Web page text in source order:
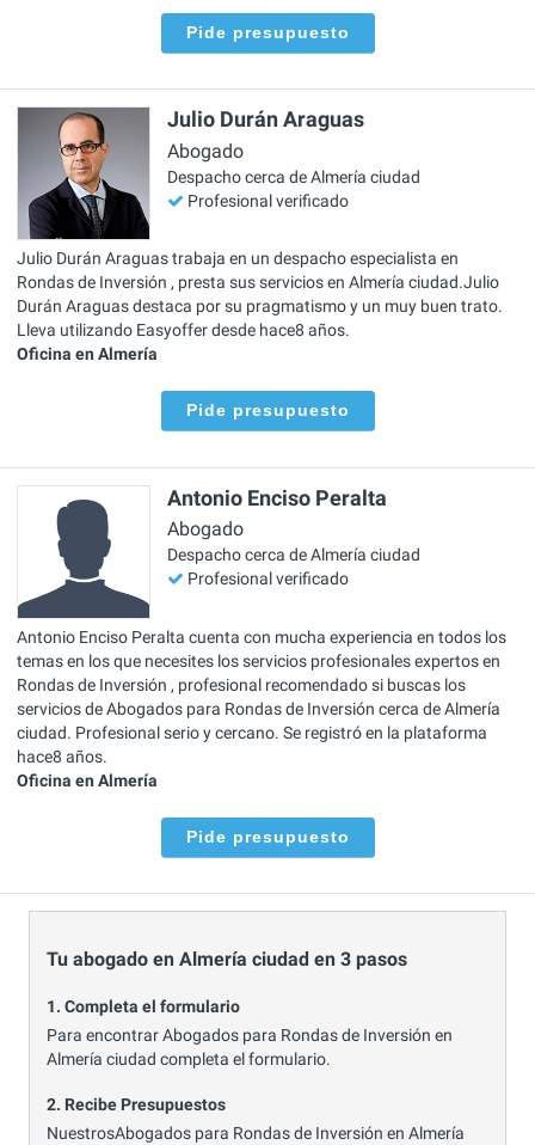
Pide presupuesto
Julio Durán Araguas
Abogado
Despacho cerca de Almería ciudad
Profesional verificado
Julio Durán Araguas trabaja en un despacho especialista en
Rondas de Inversión , presta sus servicios en Almería ciudad.Julio
Durán Araguas destaca por su pragmatismo y un muy buen trato.
Lleva utilizando Easyoffer desde hace8 años.
Oficina en Almería
Pide presupuesto
Antonio Enciso Peralta
Abogado
Despacho cerca de Almería ciudad
Profesional verificado
Antonio Enciso Peralta cuenta con mucha experiencia en todos los
temas en los que necesites los servicios profesionales expertos en
Rondas de Inversión , profesional recomendado si buscas los
servicios de Abogados para Rondas de Inversión cerca de Almería
ciudad. Profesional serio y cercano. Se registró en la plataforma
hace8 años.
Oficina en Almería
Pide presupuesto
Tu abogado en Almería ciudad en 3 pasos
1. Completa el formulario
Para encontrar Abogados para Rondas de Inversión en
Almería ciudad completa el formulario.
2. Recibe Presupuestos
NuestrosAbogados para Rondas de Inversión en Almería